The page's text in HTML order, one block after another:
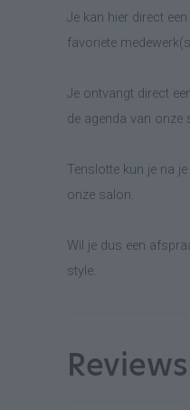
Je kan hier direct
favoriete
Je ontvangt direct
de agenda van onze
Tenslotte kun je na
onze salon.
Wil je dus een
style.
Reviews